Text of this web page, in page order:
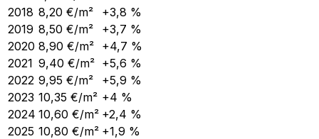
2018 8,20 €/m²
+3,8 %
2019 8,50 €/m²
+3,7 %
2020 8,90 €/m² +4,7 %
2021 9,40 €/m² +5,6 %
2022 9,95 €/m²
+5,9 %
2023 10,35 €/m² +4 %
2024 10,60 €/m² +2,4 %
2025 10,80 €/m² +1,9 %